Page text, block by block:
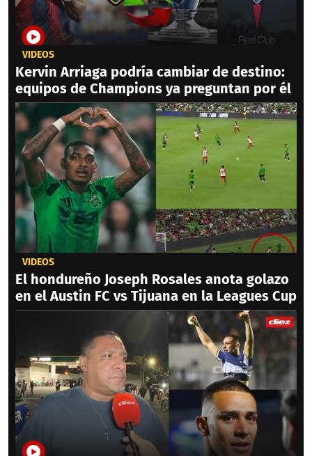
VIDEOS
Kervin Arriaga podría cambiar de destino:
equipos de Champions ya preguntan por él
VIDEOS
El hondureño Joseph Rosales anota golazo
en el Austin FC vs Tijuana en la Leagues Cup